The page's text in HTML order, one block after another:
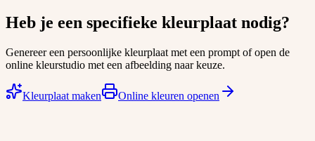
Heb je een specifieke kleurplaat nodig?
Genereer een persoonlijke kleurplaat met een prompt of open de
online kleurstudio met een afbeelding naar keuze.
Kleurplaat maken Online kleuren openen